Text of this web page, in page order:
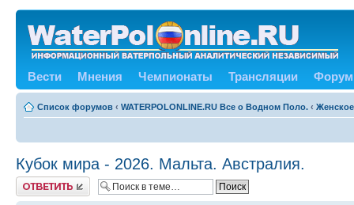
Вести Мнения Чемпионаты Трансляции Форум
Список форумов ‹ WATERPOLONLINE.RU Все о Водном Поло. ‹
Кубок мира - 2026. Мальта. Австралия.
Ответить